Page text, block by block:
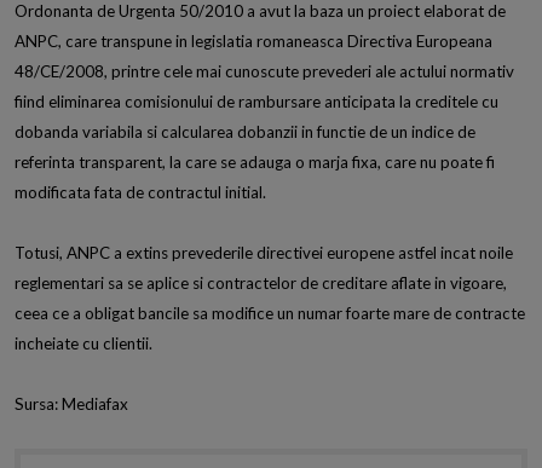
Ordonanta de Urgenta 50/2010 a avut la baza un proiect elaborat de
ANPC, care transpune in legislatia romaneasca Directiva Europeana
48/CE/2008, printre cele mai cunoscute prevederi ale actului normativ
fiind eliminarea comisionului de rambursare anticipata la creditele cu
dobanda variabila si calcularea dobanzii in functie de un indice de
referinta transparent, la care se adauga o marja fixa, care nu poate fi
modificata fata de contractul initial.
Totusi, ANPC a extins prevederile directivei europene astfel incat noile
reglementari sa se aplice si contractelor de creditare aflate in vigoare,
ceea ce a obligat bancile sa modifice un numar foarte mare de contracte
incheiate cu clientii.
Sursa: Mediafax